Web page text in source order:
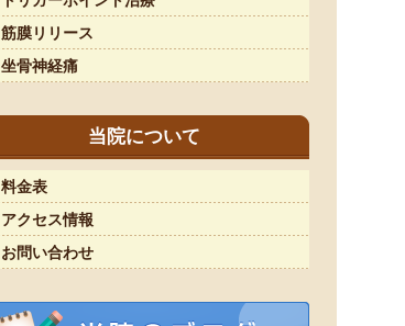
筋膜リリース
坐骨神経痛
当院について
料金表
アクセス情報
お問い合わせ